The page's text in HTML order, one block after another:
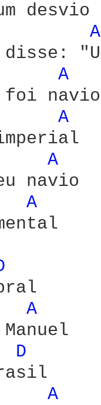
desvio
A
foi navio
A
A
navio
A
A
D
A